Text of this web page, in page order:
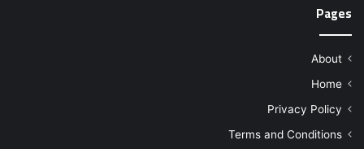
Pages
About
Home
Privacy Policy
Terms and Conditions